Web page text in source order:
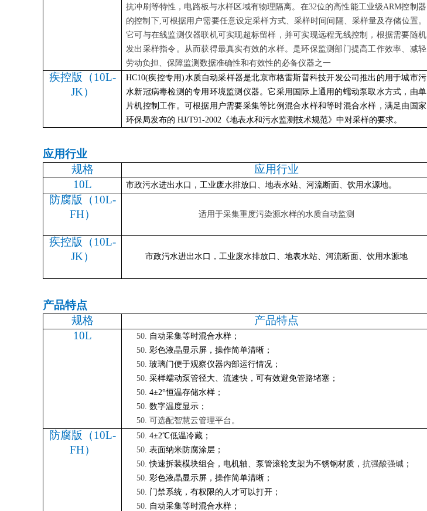
抗冲刷等特性，电路板与水样区域有物理隔离。在32位的高性能工业级ARM控制器
的控制下,可根据用户需要任意设定采样方式、采样时间间隔、采样量及存储位置。
它可与在线监测仪器联机可实现超标留样，并可实现远程无线控制，根据需要随机
发出采样指令。从而获得最真实有效的水样。是环保监测部门提高工作效率、减轻
劳动负担、保障监测数据准确性和有效性的必备仪器之一
疾控版（10L-
JK）
HC10(疾控专用)水质自动采样器是北京市格雷斯普科技开发公司推出的用于城市污
水新冠病毒检测的专用环境监测仪器。它采用国际上通用的蠕动泵取水方式，由单
片机控制工作。可根据用户需要采集等比例混合水样和等时混合水样，满足由国家
环保局发布的 HJ/T91-2002《地表水和污水监测技术规范》中对采样的要求。
应用行业
规格
应用行业
10L
市政污水进出水口，工业废水排放口、地表水站、河流断面、饮用水源地。
防腐版（10L-
FH）
适用于采集重度污染源水样的水质自动监测
疾控版（10L-
JK）
市政污水进出水口，工业废水排放口、地表水站、河流断面、饮用水源地
产品特点
规格
产品特点
10L
自动采集等时混合水样；
彩色液晶显示屏，操作简单清晰；
玻璃门便于观察仪器内部运行情况；
采样蠕动泵管径大、流速快，可有效避免管路堵塞；
4±2°恒温存储水样；
数字温度显示；
可选配智慧云管理平台。
防腐版（10L-
FH）
4±2℃低温冷藏；
表面纳米防腐涂层；
快速拆装模块组合，电机轴、泵管滚轮支架为不锈钢材质，抗强酸强碱 ；
彩色液晶显示屏，操作简单清晰 ；
门禁系统，有权限的人才可以打开 ；
自动采集等时混合水样；